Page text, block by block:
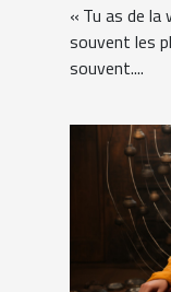
« Tu as de
souvent les
souvent....